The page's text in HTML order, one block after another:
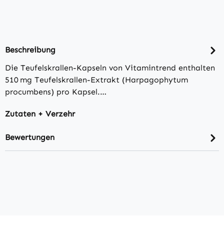
Beschreibung
Die Teufelskrallen-Kapseln von Vitamintrend enthalten
510 mg Teufelskrallen-Extrakt (Harpagophytum
procumbens) pro Kapsel.…
Zutaten + Verzehr
Bewertungen